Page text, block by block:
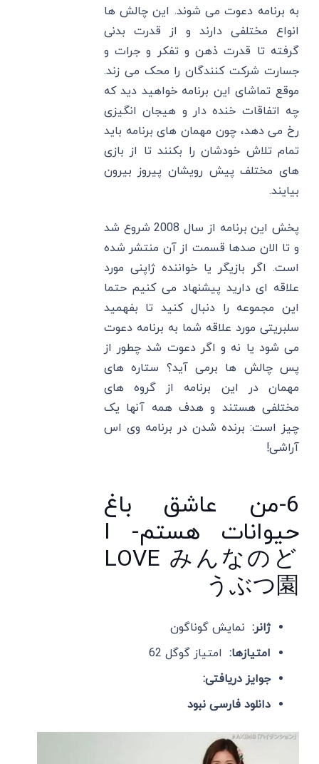
به برنامه دعوت می شوند. این چالش ها
انواع مختلفی دارند و از قدرت بدنی
گرفته تا قدرت ذهن و تفکر و جرات و
جسارت شرکت کنندگان را محک می زند.
موقع تماشای این برنامه خواهید دید که
چه اتفاقات خنده دار و هیجان انگیزی
رخ می دهد، چون مهمان های برنامه باید
تمام تلاش خودشان را بکنند تا از بازی
های مختلف پیش رویشان پیروز بیرون
بیایند.
پخش این برنامه از سال 2008 شروع شد
و تا الان صدها قسمت از آن منتشر شده
است. اگر بازیگر یا خواننده ژاپنی مورد
علاقه ای دارید پیشنهاد می کنیم حتما
این مجموعه را دنبال کنید تا بفهمید
سلبریتی مورد علاقه شما به برنامه دعوت
می شود یا نه و اگر دعوت شد چطور از
پس چالش ها برمی آید؟ ستاره های
مهمان در این برنامه از گروه های
مختلفی هستند و هدف همه آنها یک
چیز است: برنده شدن در برنامه وی اس
آراشی!
6-من عاشق باغ
حیوانات هستم- I
LOVE みんなのど
うぶつ園
ژانر: نمایش گوناگون
امتیازها: امتیاز گوگل 62
جوایز دریافتی:
دانلود فارسی نبود